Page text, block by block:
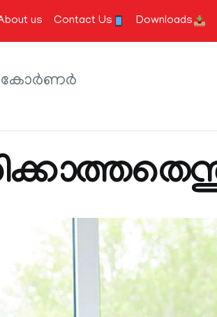
us Contact Us Downloads
കോര്‍ണര്‍